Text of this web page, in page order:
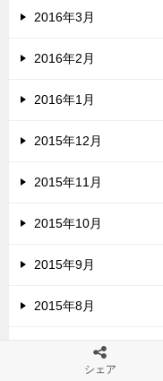
2016年3月
2016年2月
2016年1月
2015年12月
2015年11月
2015年10月
2015年9月
2015年8月
2015年7月
シェア